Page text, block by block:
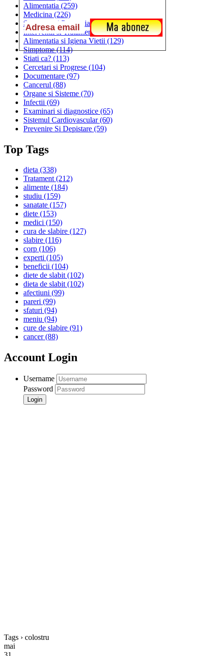
Alimentatia (259)
Medicina (226)
Sanatatea si Preventia(170)
Interventii si Tratamente(167)
Alimentatia si Igiena Vietii (129)
Simptome(114)
Stiati ca? (113)
Cercetari si Progrese (104)
Documentare (97)
Cancerul (88)
Organe si Sisteme (70)
Infectii (69)
Examinari si diagnostice (65)
Sistemul Cardiovascular(60)
Prevenire Si Depistare (59)
Top Tags
dieta (338)
Tratament(212)
alimente (184)
studiu (159)
sanatate (157)
diete (153)
medici (150)
cura de slabire (127)
slabire (116)
corp (106)
experti (105)
beneficii (104)
diete de slabit(102)
dieta de slabit(102)
afectiuni (99)
pareri (99)
sfaturi (94)
meniu (94)
cure de slabire (91)
cancer(88)
Account Login
Username
Password
Tags › colostru
mai